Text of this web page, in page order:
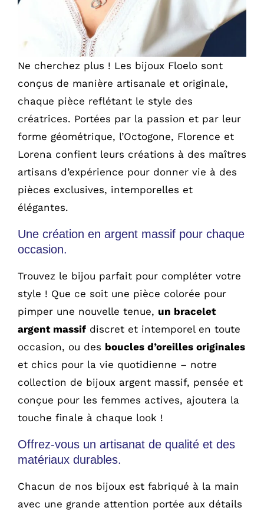
Ne cherchez plus ! Les bijoux Floelo sont
conçus de manière artisanale et originale,
chaque pièce reflétant le style des
créatrices. Portées par la passion et par leur
forme géométrique, l’Octogone, Florence et
Lorena confient leurs créations à des maîtres
artisans d’expérience pour donner vie à des
pièces exclusives, intemporelles et
élégantes.
Une création en argent massif pour chaque
occasion.
Trouvez le bijou parfait pour compléter votre
style ! Que ce soit une pièce colorée pour
pimper une nouvelle tenue, un bracelet
argent massif discret et intemporel en toute
occasion, ou des boucles d’oreilles originales
et chics pour la vie quotidienne – notre
collection de bijoux argent massif, pensée et
conçue pour les femmes actives, ajoutera la
touche finale à chaque look !
Offrez-vous un artisanat de qualité et des
matériaux durables.
Chacun de nos bijoux est fabriqué à la main
avec une grande attention portée aux détails